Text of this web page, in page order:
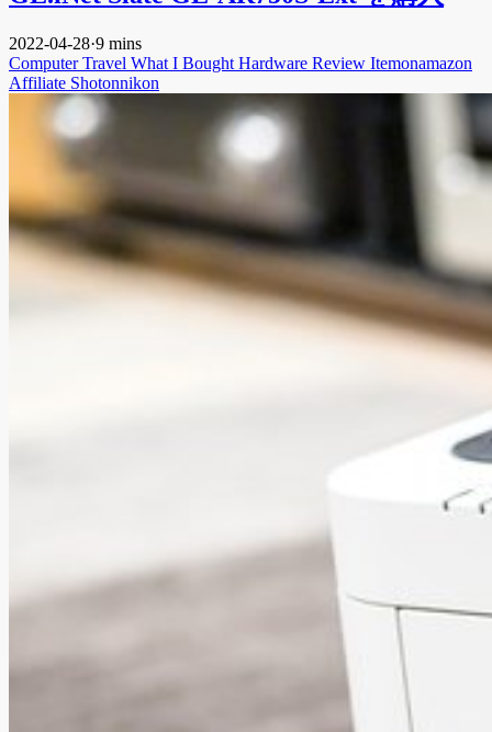
2022-04-28·9 mins
ComputerTravel What I Bought Hardware Review Itemonamazon
Affiliate Shotonnikon